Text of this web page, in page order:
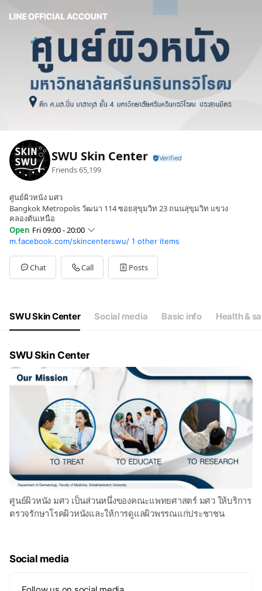
SWU Skin Center
Friends65,199
ศูนย์ผิวหนัง มศว
Bangkok Metropolis วัฒนา 114 ซอยสุขุมวิท 23 ถนนสุขุมวิท แขวง
คลองตันเหนือ
Open Fri 09:00 - 20:00
SunClosed
Mon09:00 - 20:00
Tue09:00 - 20:00
Wed09:00 - 20:00
09:00 - 20:00
m.facebook.com/skincenterswu/ 1 other items
Chat Call Posts
SWU Skin Center Social media Basic info Health &
SWU Skin Center
ศูนย์ผิวหนัง มศว เป็นส่วนหนึ่งของคณะแพทยศาสตร์ มศว ให้บริการ
ตรวจรักษาโรคผิวหนังและให้การดูแลผิวพรรณแก่ประชาชน
Social media